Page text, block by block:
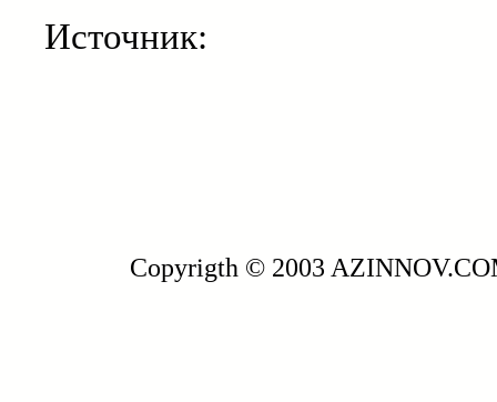
Источник:
Copyrigth © 2003